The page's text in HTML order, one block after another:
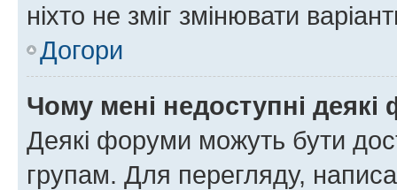
ніхто не зміг змінювати
Догори
Чому мені недоступні
Деякі форуми можуть бути
групам. Для перегляду,